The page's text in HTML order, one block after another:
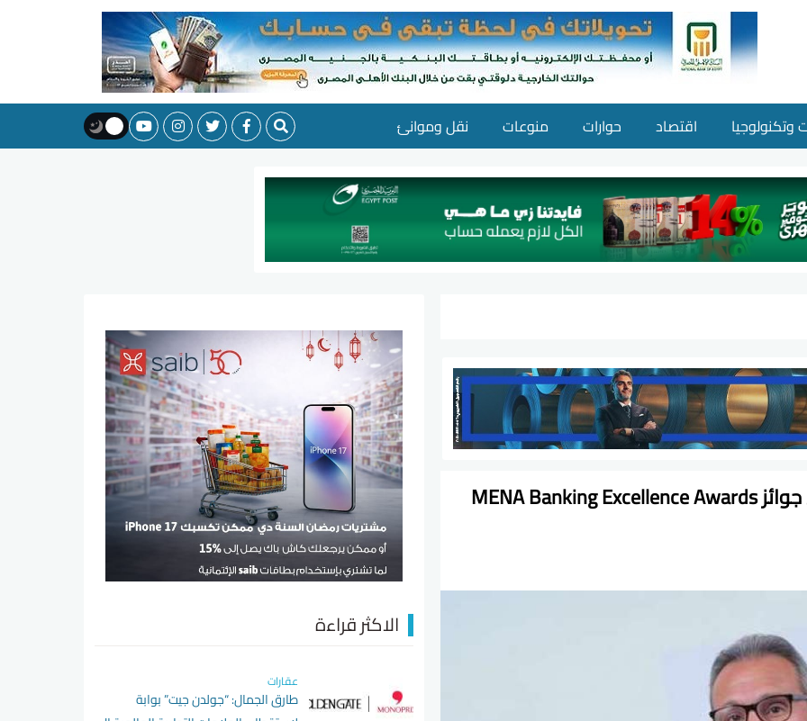
وتكنولوجيا اقتصاد حوارات منوعات نقل وموانئ
البنك الأهلي المصري يفوز بجائزة ضمن جوائز MENA Banking Excellence Awards
الاكثر قراءة
عقارات
طارق الجمال: “جولدن جيت” بوابة